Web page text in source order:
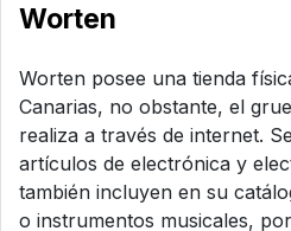
Worten
Worten posee una tienda
Canarias, no obstante, el
realiza a través de internet.
artículos de electrónica y
también incluyen en su
o instrumentos musicales,